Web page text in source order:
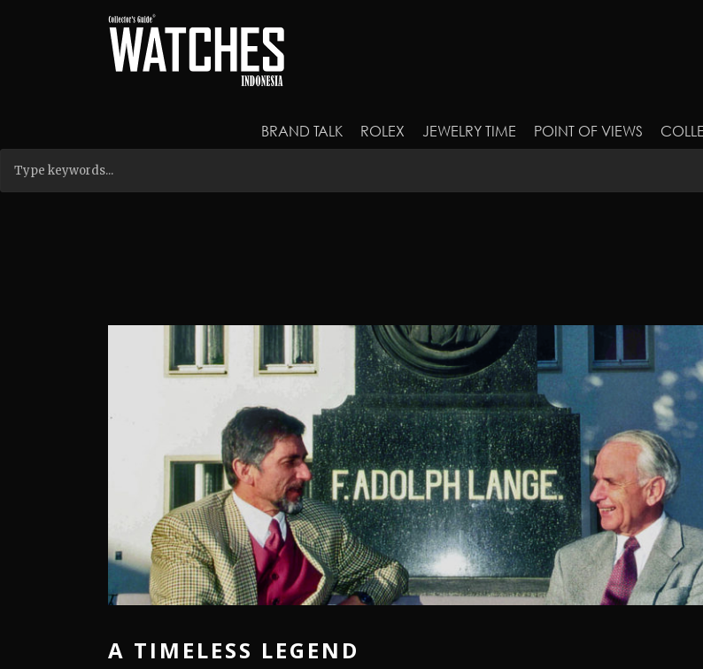
BRAND TALK ROLEX JEWELRY TIME POINT OF VIEWS
A TIMELESS LEGEND